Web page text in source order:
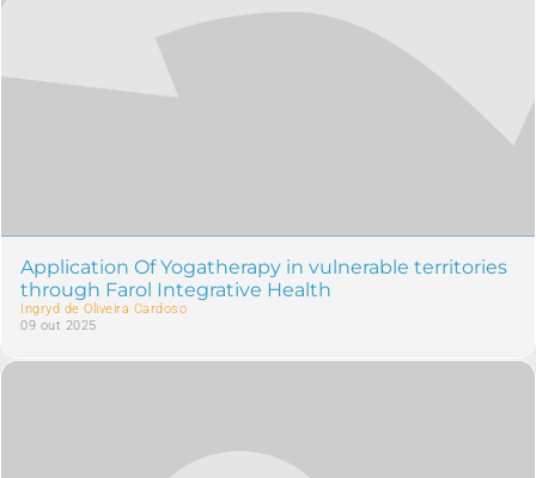
Application Of Yogatherapy in vulnerable territories
through Farol Integrative Health
Ingryd de Oliveira Cardoso
09 out 2025